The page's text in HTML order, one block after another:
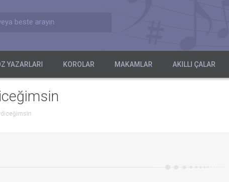
beste arayın
YAZARLARI KOROLAR MAKAMLAR AKILLI ÇALAR